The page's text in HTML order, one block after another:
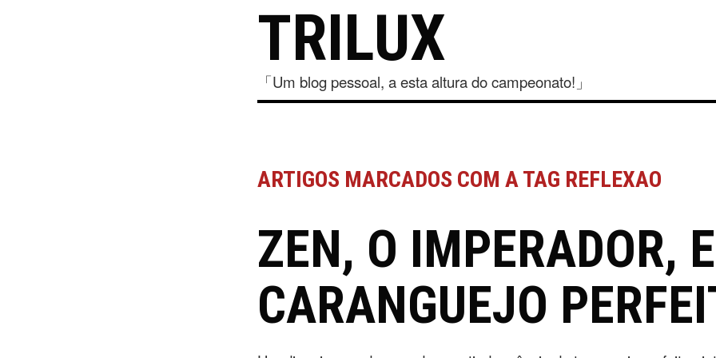
TRILUX
「Um blog pessoal, a esta altura do campeonato!」
ARTIGOS MARCADOS COM A TAG REFLEXAO
ZEN, O IMPERADOR,
CARANGUEJO